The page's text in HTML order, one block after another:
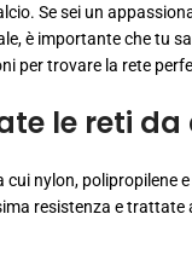
Se sei un
è importante che tu
per trovare la rete
le reti
nylon, polipropilene
resistenza e trattate